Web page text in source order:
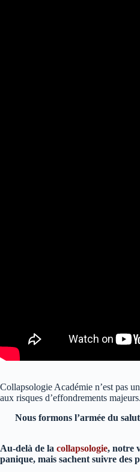
Collapsologie Académie n’est pas
aux risques d’effondrements majeurs.
Nous formons l’armée du
Au-delà de la collapsologie, notre
panique, mais sachent suivre des